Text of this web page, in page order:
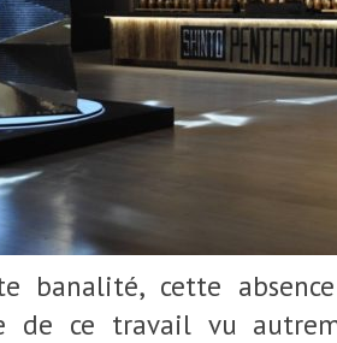
banalité, cette
de ce travail vu